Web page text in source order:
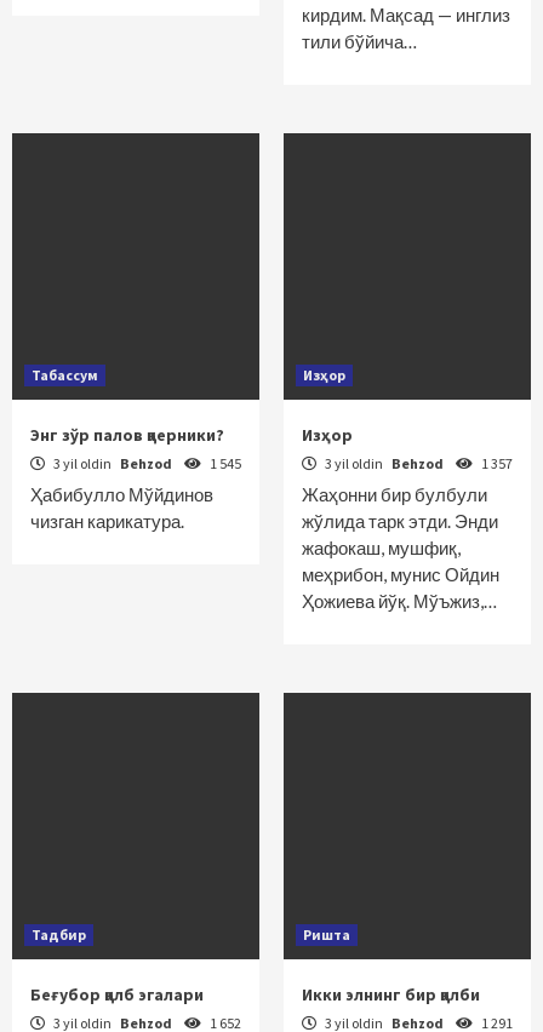
кирдим. Мақсад — инглиз
тили бўйича…
Табассум
Энг зўр палов қаерники?
3 yil oldin Behzod 1 545
Ҳабибулло Мўйдинов
чизган карикатура.
Изҳор
Изҳор
3 yil oldin Behzod 1 357
Жаҳонни бир булбули
жўлида тарк этди. Энди
жафокаш, мушфиқ,
меҳрибон, мунис Ойдин
Ҳожиева йўқ. Мўъжиз,…
Тадбир
Беғубор қалб эгалари
3 yil oldin Behzod 1 652
Ришта
Икки элнинг бир қалби
3 yil oldin Behzod 1 291